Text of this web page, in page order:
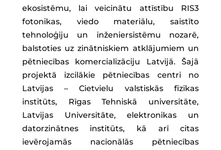
ekosistēmu, lai veicinātu attīstību RIS3
fotonikas, viedo materiālu, saistīto
tehnoloģiju un inženiersistēmu nozarē,
balstoties uz zinātniskiem atklājumiem un
pētniecības komercializāciju Latvijā. Šajā
projektā izcilākie pētniecības centri no
Latvijas – Cietvielu valstiskās fizikas
institūts, Rīgas Tehniskā universitāte,
Latvijas Universitāte, elektronikas un
datorzinātnes institūts, kā arī citas
ievērojamās nacionālās pētniecības